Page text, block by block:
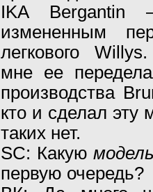
IKA
измененным
легкового
мне ее
производства
кто и сделал эту
таких нет.
SC: Какую
первую очередь?